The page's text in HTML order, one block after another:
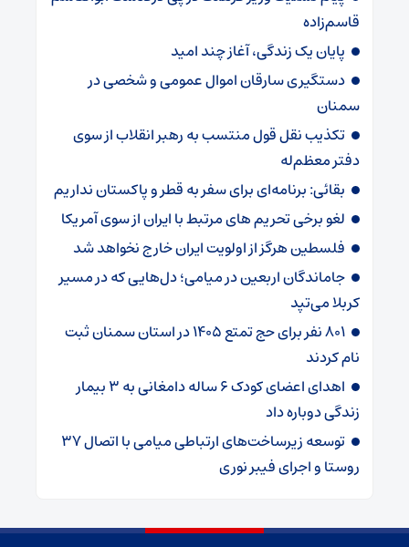
قاسم‌زاده
پایان یک زندگی، آغاز چند امید
دستگیری سارقان اموال عمومی و شخصی در
سمنان
تکذیب نقل قول منتسب به رهبر انقلاب از سوی
دفتر معظم‌له
بقائی: برنامه‌ای برای سفر به قطر و پاکستان نداریم
لغو برخی تحریم های مرتبط با ایران از سوی آمریکا
فلسطین هرگز از اولویت ایران خارج نخواهد شد
جاماندگان اربعین در میامی؛ دل‌هایی که در مسیر
کربلا می‌تپد
۸۰۱ نفر برای حج تمتع ۱۴۰۵ در استان سمنان ثبت
نام کردند
اهدای اعضای کودک ۶ ساله دامغانی به ۳ بیمار
زندگی دوباره داد
توسعه زیرساخت‌های ارتباطی میامی با اتصال ۳۷
روستا و اجرای فیبر نوری